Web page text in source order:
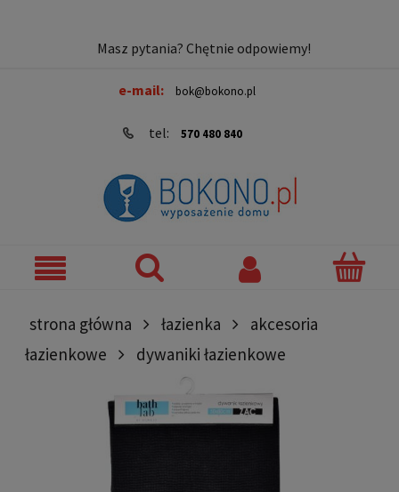
Masz pytania? Chętnie odpowiemy!
e-mail: bok@bokono.pl
tel: 570 480 840
strona główna łazienka
akcesoria
łazienkowe
dywaniki łazienkowe